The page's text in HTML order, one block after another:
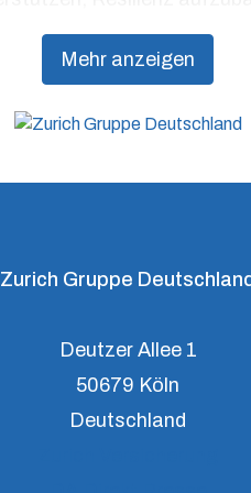
Mehr anzeigen
Zurich Gruppe
Deutzer Allee 1
50679 Köln
Deutschland